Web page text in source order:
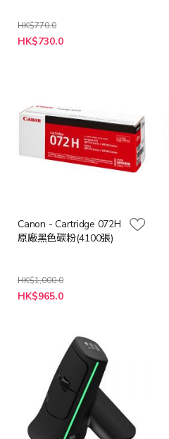
HK$770.0
特
殊
HK$730.0
Canon - Cartridge 072H
原廠黑色碳粉(4100張)
HK$1,000.0
特
殊
HK$965.0